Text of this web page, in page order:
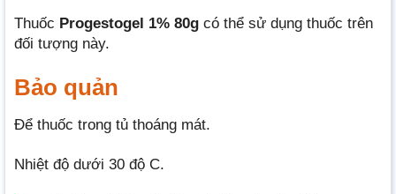
Thuốc Progestogel 1% 80g có thể sử dụng thuốc trên
đối tượng này.
Bảo quản
Để thuốc trong tủ thoáng mát.
Nhiệt độ dưới 30 độ C.